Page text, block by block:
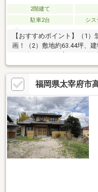
2階建て
駐車2台
シス
【おすすめポイント】（1
画！（2）敷地約63.44坪、
西側道路に面し陽当たり良
種による）！（5）2階に広
レは1階と2階にあり！（7
福岡県太宰府市